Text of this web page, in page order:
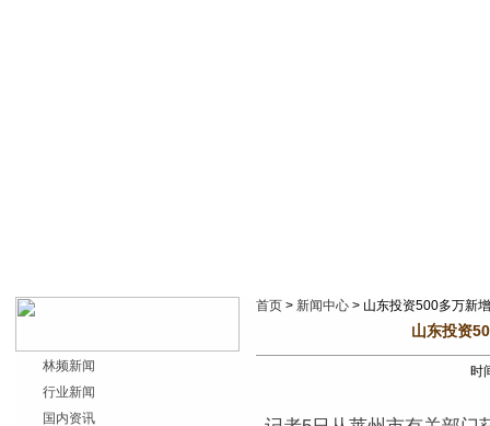
林频新闻
行业新闻
国内资讯
首页 > 新闻中心 > 山东投资500多万新
山东投资
时